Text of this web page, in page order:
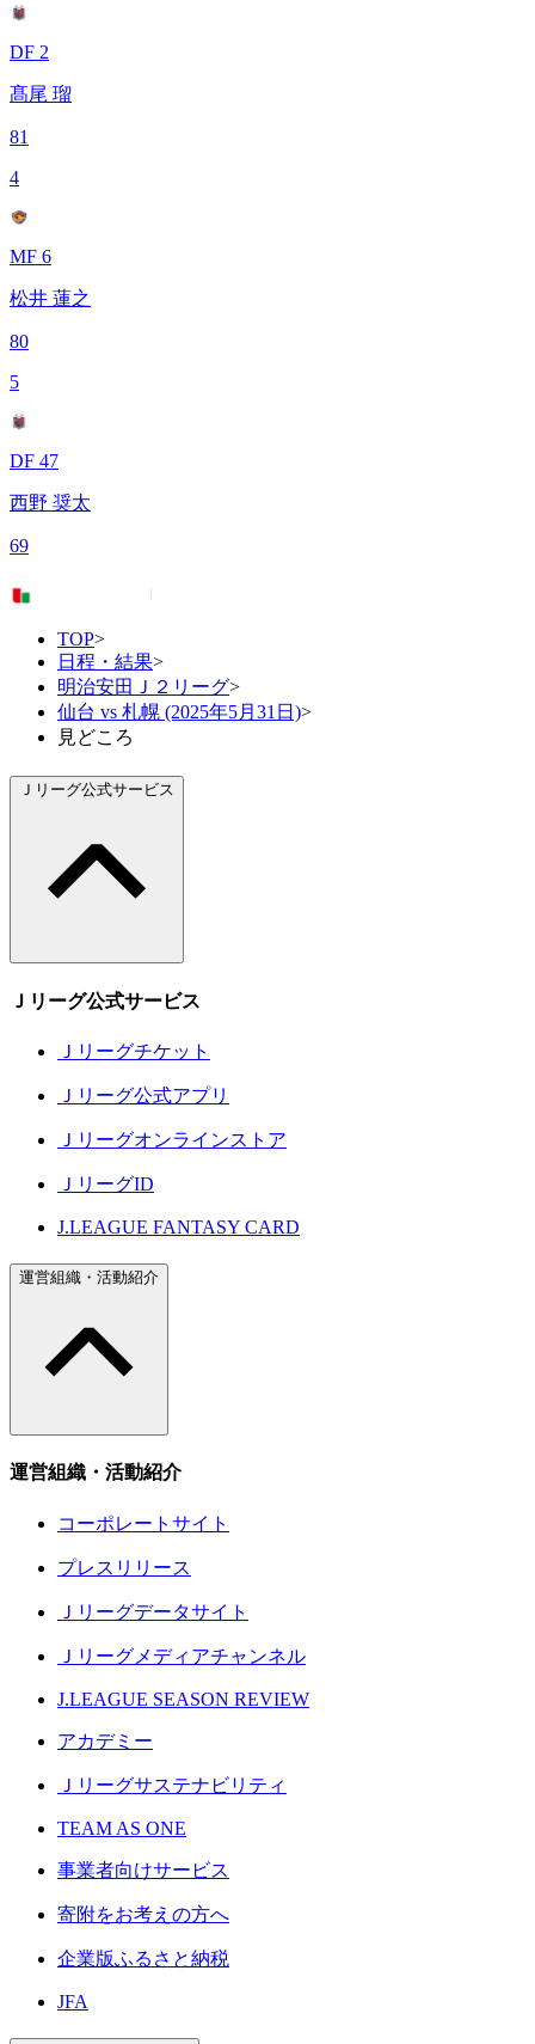
DF 2
髙尾 瑠
81
4
MF 6
松井 蓮之
80
5
DF 47
西野 奨太
69
TOP>
日程・結果>
明治安田Ｊ２リーグ>
仙台 vs 札幌 (2025年5月31日)>
見どころ
Ｊリーグ公式サービス
Ｊリーグ公式サービス
Ｊリーグチケット
Ｊリーグ公式アプリ
Ｊリーグオンラインストア
ＪリーグID
J.LEAGUE FANTASY CARD
運営組織・活動紹介
運営組織・活動紹介
コーポレートサイト
プレスリリース
Ｊリーグデータサイト
Ｊリーグメディアチャンネル
J.LEAGUE SEASON REVIEW
アカデミー
Ｊリーグサステナビリティ
TEAM AS ONE
事業者向けサービス
寄附をお考えの方へ
企業版ふるさと納税
JFA